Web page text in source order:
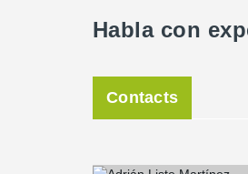
Habla con
Contacts